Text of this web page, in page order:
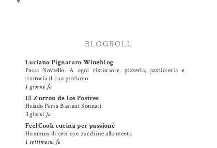
BLOGROLL
Luciano Pignataro Wineblog
Paola Noviello. A ogni ristorante, pizzeria, pasticceria e
trattoria il suo profumo
1 giorno fa
El Zurrón de los Postres
Helado Persa Bastani Sonnati
3 giorni fa
FeelCook cucina per passione
Hummus di ceci con zucchine alla menta
1 settimana fa